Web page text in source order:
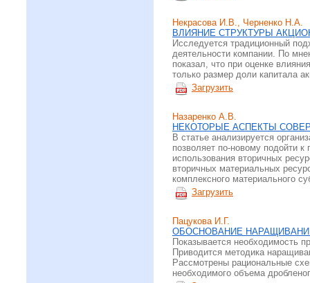
Некрасова И.В., Черненко Н.А.
ВЛИЯНИЕ СТРУКТУРЫ
Исследуется традиционный
деятельности компании. По
показал, что при оценке
только размер доли капитала
Загрузить
Назаренко А.В.
НЕКОТОРЫЕ АСПЕКТЫ
В статье анализируется
позволяет по-новому подойти
использования вторичных
вторичных материальных
комплексного материального
Загрузить
Пацукова И.Г.
ОБОСНОВАНИЕ
Показывается необходимость
Приводится методика
Рассмотрены рациональные
необходимого объема